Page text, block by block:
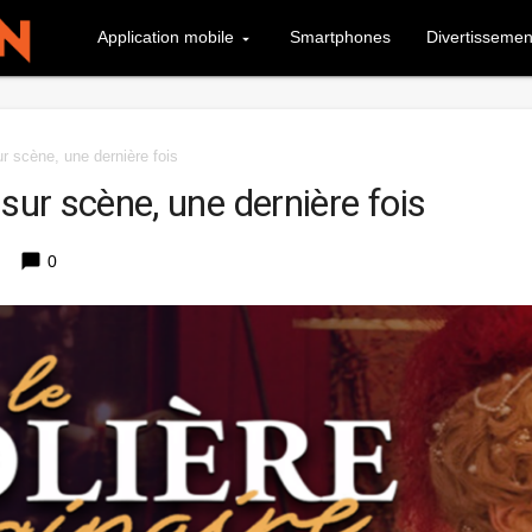
Application mobile Smartphones
scène, une dernière fois
scène, une dernière fois
chat_bubble 0